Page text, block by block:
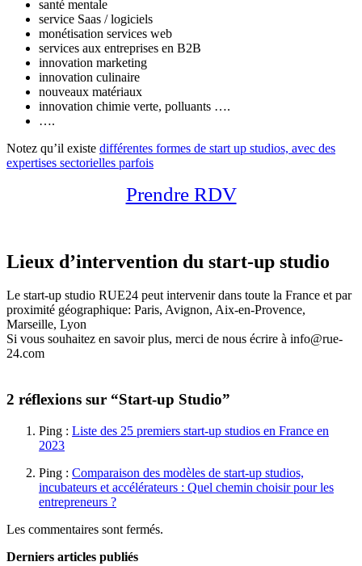
santé mentale
service Saas / logiciels
monétisation services web
services aux entreprises en B2B
innovation marketing
innovation culinaire
nouveaux matériaux
innovation chimie verte, polluants ….
….
Notez qu’il existe différentes formes de start up studios, avec des
expertises sectorielles parfois
Prendre RDV
Lieux d’intervention du start-up studio
Le start-up studio RUE24 peut intervenir dans toute la France et par
proximité géographique: Paris, Avignon, Aix-en-Provence,
Marseille, Lyon
Si vous souhaitez en savoir plus, merci de nous écrire à info@rue-
24.com
2 réflexions sur “Start-up Studio”
Ping : Liste des 25 premiers start-up studios en France en
2023
Ping : Comparaison des modèles de start-up studios,
incubateurs et accélérateurs : Quel chemin choisir pour les
entrepreneurs ?
Les commentaires sont fermés.
Derniers articles publiés